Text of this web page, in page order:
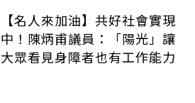
【名人來加油】共好社會實現
中！陳炳甫議員：「陽光」讓
大眾看見身障者也有工作能力